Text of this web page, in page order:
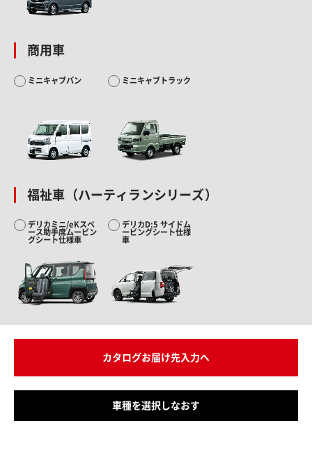
商用車
ミニキャブバン ミニキャブトラック
福祉車（ハーティランシリーズ）
デリカミニ/eKスペ
ース助手席ムービン
グシート仕様車
デリカD:5 サイドム
ービングシート仕様
車
カタログお届け先入力へ
車種を選択しなおす